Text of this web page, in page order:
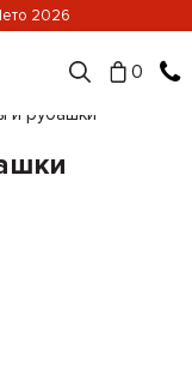
2026
0
и рубашки